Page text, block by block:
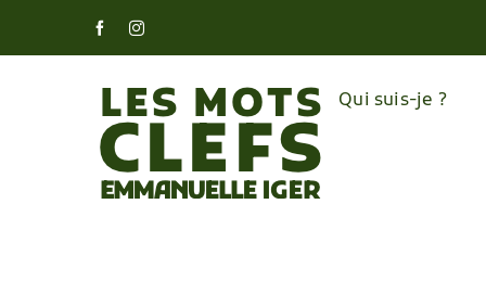
FacebookInstagram
Qui suis-je ?